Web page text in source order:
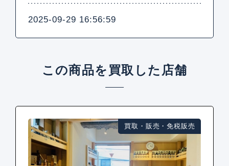
2025-09-29 16:56:59
この商品を買取した店舗
買取・販売・免税販売